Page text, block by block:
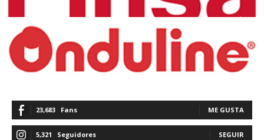
23,683 Fans ME GUSTA
5,321 Seguidores SEGUIR